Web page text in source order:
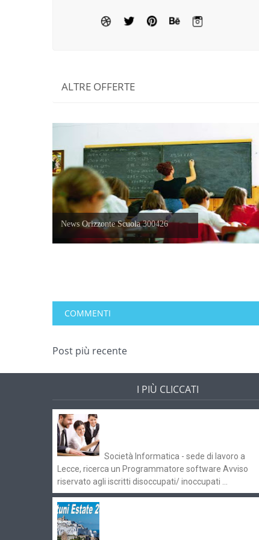
ALTRE OFFERTE
News Orizzonte Scuola 300426
COMMENTI
Post più recente
I PIÙ CLICCATI
Società Informatica - sede di lavoro a
Lecce, ricerca un Programmatore software Avviso
riservato agli iscritti disoccupati/ inoccupati ...